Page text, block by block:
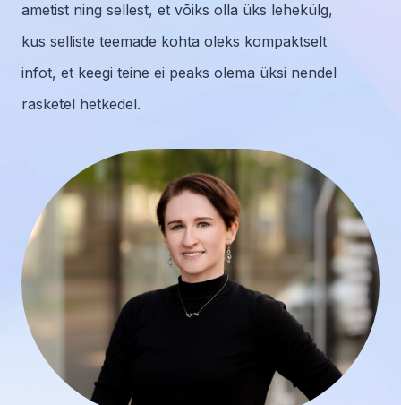
ametist ning sellest, et võiks olla üks lehekülg,
kus selliste teemade kohta oleks kompaktselt
infot, et keegi teine ei peaks olema üksi nendel
rasketel hetkedel.